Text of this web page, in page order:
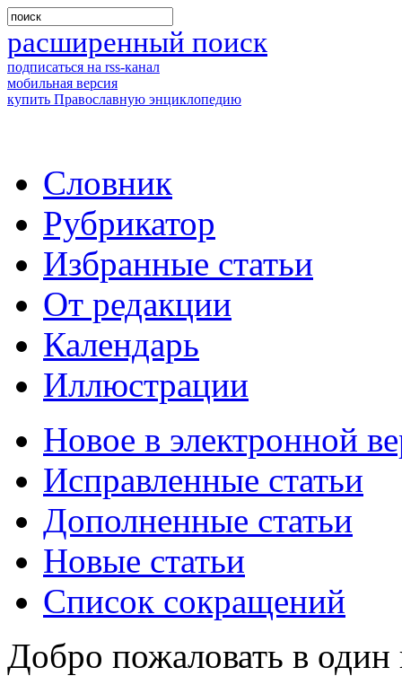
расширенный поиск
подписаться на rss-канал
мобильная версия
купить Православную энциклопедию
Словник
Рубрикатор
Избранные статьи
От редакции
Календарь
Иллюстрации
Новое в электронной
Исправленные статьи
Дополненные статьи
Новые статьи
Список сокращений
Добро пожаловать в